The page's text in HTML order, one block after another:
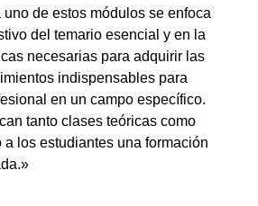
de estos módulos se enfoca
del temario esencial y en la
necesarias para adquirir las
indispensables para
en un campo específico.
tanto clases teóricas como
a los estudiantes una formación